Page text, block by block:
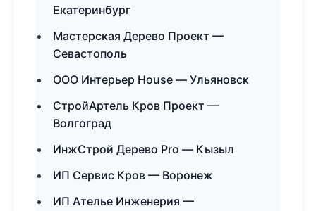
Екатеринбург
Мастерская Дерево Проект —
Севастополь
ООО Интерьер House — Ульяновск
СтройАртель Кров Проект —
Волгоград
ИнжСтрой Дерево Pro — Кызыл
ИП Сервис Кров — Воронеж
ИП Ателье Инженерия —